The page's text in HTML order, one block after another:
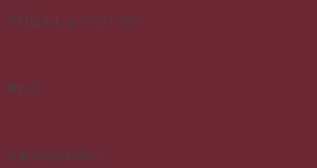
今日は久しぶりに21:30に
帰れた。
今週の帰宅時間で